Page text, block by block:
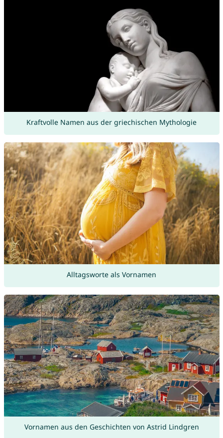
Kraftvolle Namen aus der griechischen Mythologie
Alltagsworte als Vornamen
Vornamen aus den Geschichten von Astrid Lindgren